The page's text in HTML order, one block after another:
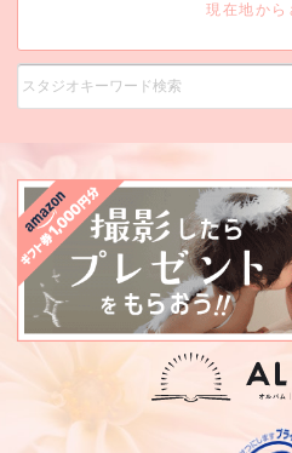
現在地から